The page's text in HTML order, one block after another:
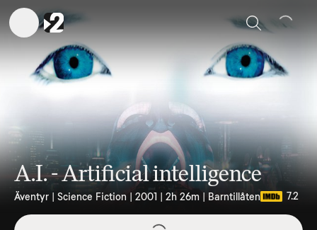
Sök
A.I. - Artificial intelligence
Äventyr | Science Fiction | 2001 | 2h 26m | Barntillåten 7.2